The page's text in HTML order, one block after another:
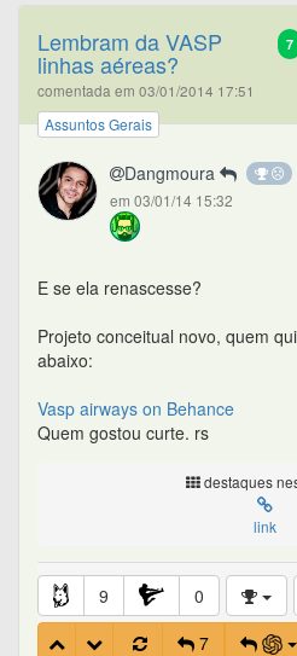
7
Lembram da VASP
linhas aéreas?
comentada em 03/01/2014 17:51
Assuntos Gerais
Dangmoura
em 03/01/14 15:32
E se ela renascesse?
Projeto conceitual novo, quem
abaixo:
Vasp airways on Behance
Quem gostou curte. rs
destaques
link
9 0
7